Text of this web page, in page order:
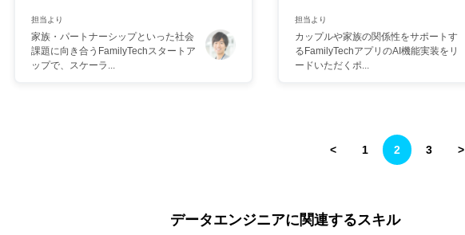
担当より
家族・パートナーシップといった社会
課題に向き合うFamilyTechスタートア
ップで、スケーラ...
担当より
カップルや家族の関係性をサポートす
るFamilyTechアプリのAI機能実装をリ
ードいただくポ...
< 1 2 3 >
データエンジニアに関連するスキル